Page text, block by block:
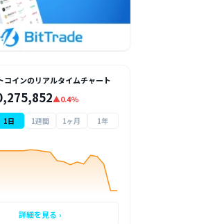
コインのリアルタイムチャート
▲0.4%
1日 1週間 1ヶ月 1年
詳細を見る ›